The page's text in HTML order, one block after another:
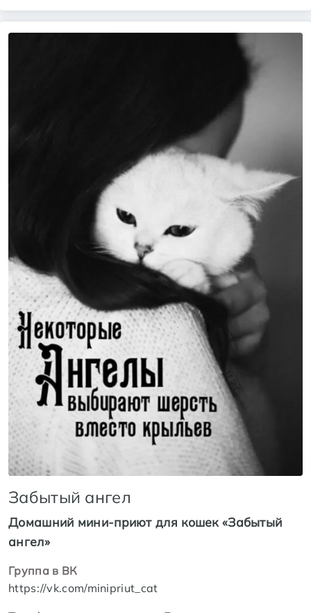
Забытый ангел
Домашний мини-приют для кошек «Забытый
ангел»
Группа в ВК
https://vk.com/minipriut_cat